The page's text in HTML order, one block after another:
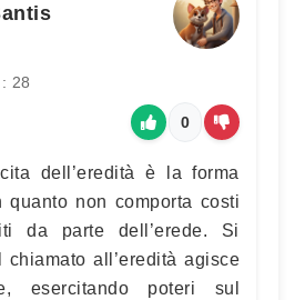
28
0
dell’eredità è la forma
quanto non comporta costi
da parte dell’erede. Si
all’eredità agisce
esercitando poteri sul